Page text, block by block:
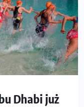
Dhabi już